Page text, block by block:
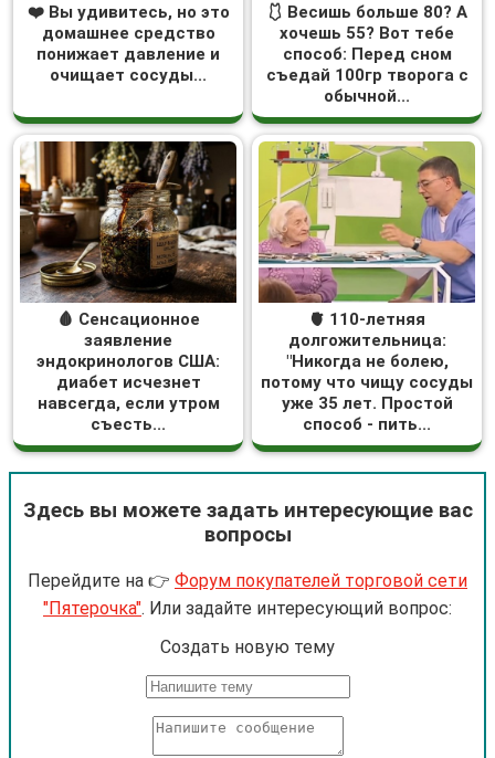
❤️ Вы удивитесь, но это
домашнее средство
понижает давление и
очищает сосуды...
🩱 Весишь больше 80? А
хочешь 55? Вот тебе
способ: Перед сном
съедай 100гр творога с
обычной...
🩸 Сенсационное
заявление
эндокринологов США:
диабет исчезнет
навсегда, если утром
съесть...
🫀 110-летняя
долгожительница:
"Никогда не болею,
потому что чищу сосуды
уже 35 лет. Простой
способ - пить...
Здесь вы можете задать интересующие вас
вопросы
Перейдите на 👉 Форум покупателей торговой сети
"Пятерочка". Или задайте интересующий вопрос:
Cоздать новую тему